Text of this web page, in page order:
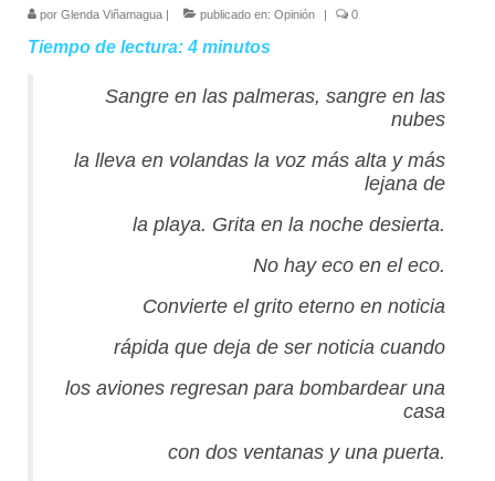
Mundo
Aula Virtual
por Glenda Viñamagua | publicado en: Opinión | 0
Tiempo de lectura: 4 minutos
Sangre en las palmeras, sangre en las
nubes
la lleva en volandas la voz más alta y más
lejana de
la playa. Grita en la noche desierta.
No hay eco en el eco.
Convierte el grito eterno en noticia
rápida que deja de ser noticia cuando
los aviones regresan para bombardear una
casa
con dos ventanas y una puerta.